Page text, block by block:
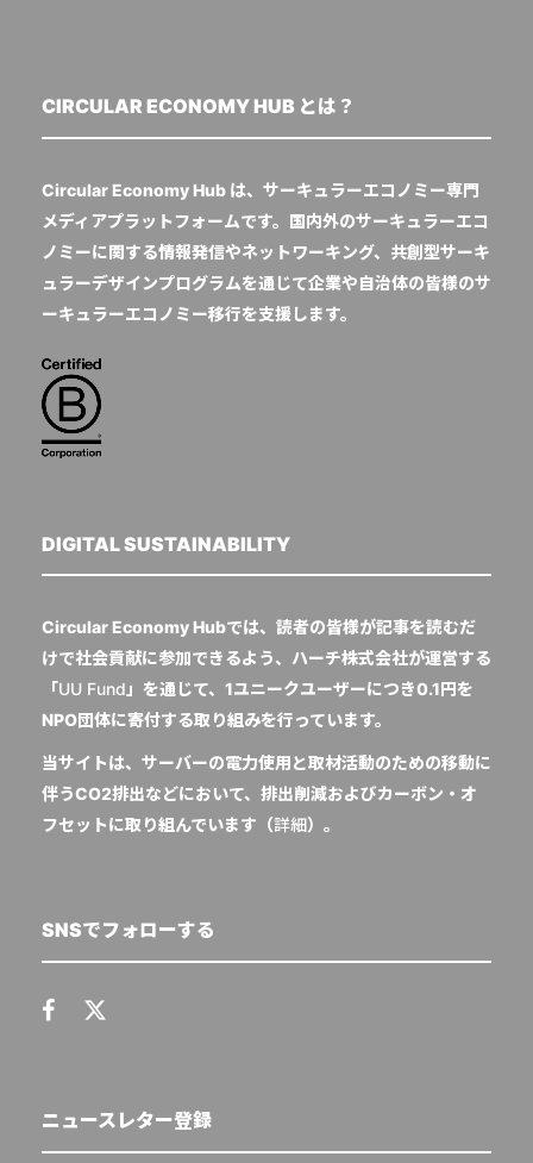
CIRCULAR ECONOMY HUB とは？
Circular Economy Hub は、サーキュラーエコノミー専門
メディアプラットフォームです。国内外のサーキュラーエコ
ノミーに関する情報発信やネットワーキング、共創型サーキ
ュラーデザインプログラムを通じて企業や自治体の皆様のサ
ーキュラーエコノミー移行を支援します。
DIGITAL SUSTAINABILITY
Circular Economy Hubでは、読者の皆様が記事を読むだ
けで社会貢献に参加できるよう、ハーチ株式会社が運営する
「UU Fund 」を通じて、1ユニークユーザーにつき0.1円を
NPO団体に寄付する取り組みを行っています。
当サイトは、サーバーの電力使用と取材活動のための移動に
伴うCO2排出などにおいて、排出削減およびカーボン・オ
フセットに取り組んでいます（詳細）。
SNSでフォローする
ニュースレター登録